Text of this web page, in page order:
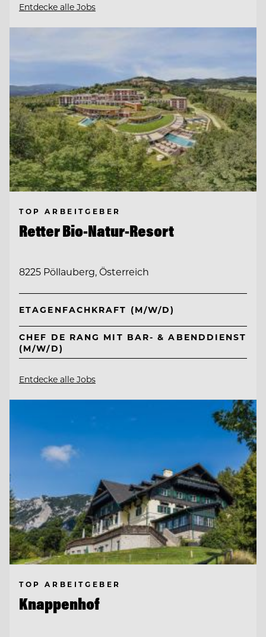
Entdecke alle Jobs
TOP ARBEITGEBER
Retter Bio-Natur-Resort
8225 Pöllauberg, Österreich
ETAGENFACHKRAFT (M/W/D)
CHEF DE RANG MIT BAR- & ABENDDIENST
(M/W/D)
Entdecke alle Jobs
TOP ARBEITGEBER
Knappenhof